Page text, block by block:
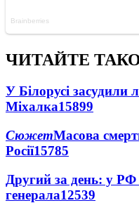
ЧИТАЙТЕ
У Білорусі засудили
Міхалка15899
СюжетМасова
Росії15785
Другий за день: у
генерала12539